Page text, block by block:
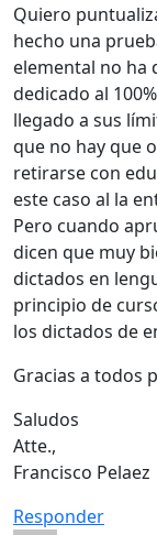
Quiero
hecho una
elemental no ha
dedicado al
llegado a sus
que no hay que
retirarse con
este caso al la
Pero cuando
dicen que muy
dictados en
principio de
los dictados de
Gracias a todos
Saludos
Atte.,
Francisco Pelaez
Responder